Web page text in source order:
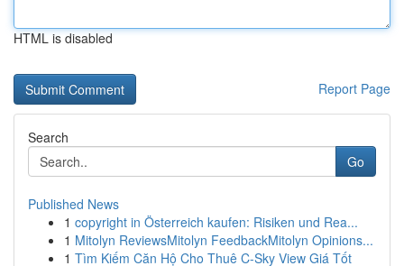
HTML is disabled
Report Page
Search
Go
Published News
1 copyright in Österreich kaufen: Risiken und Rea...
1 Mitolyn ReviewsMitolyn FeedbackMitolyn Opinions...
1 Tìm Kiếm Căn Hộ Cho Thuê C-Sky View Giá Tốt